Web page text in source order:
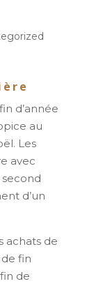
d’année
au
Les
avec
d’un
achats de
fin
de